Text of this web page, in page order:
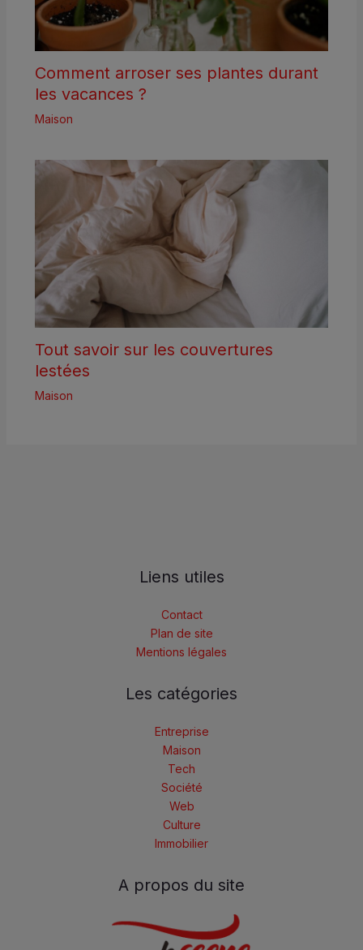
Comment arroser ses plantes durant
les vacances ?
Maison
Tout savoir sur les couvertures
lestées
Maison
Liens utiles
Contact
Plan de site
Mentions légales
Les catégories
Entreprise
Maison
Tech
Société
Web
Culture
Immobilier
A propos du site